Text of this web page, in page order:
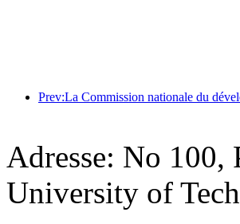
Adresse: No 100,
University of